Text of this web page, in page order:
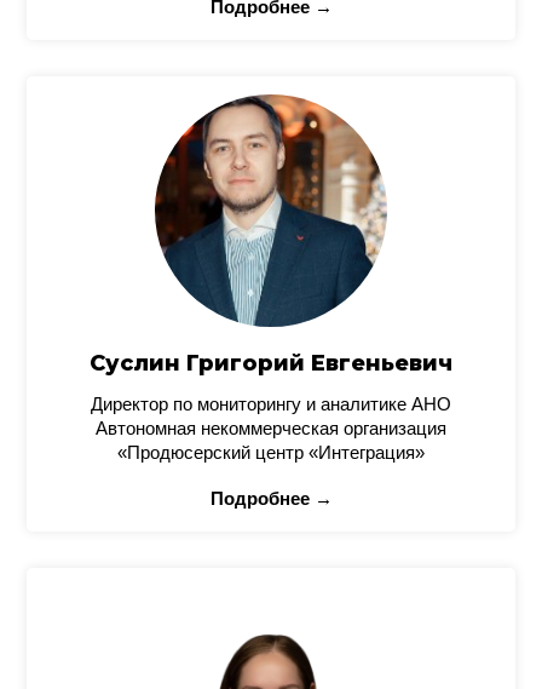
Подробнее →
Суслин Григорий Евгеньевич
Директор по мониторингу и аналитике АНО
Автономная некоммерческая организация
«Продюсерский центр «Интеграция»
Подробнее →